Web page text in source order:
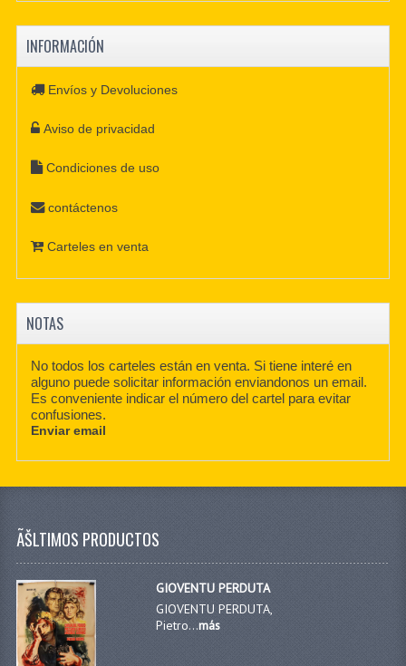
INFORMACIÓN
Envíos y Devoluciones
Aviso de privacidad
Condiciones de uso
contáctenos
Carteles en venta
NOTAS
No todos los carteles están en venta. Si tiene interé en
alguno puede solicitar información enviandonos un email.
Es conveniente indicar el número del cartel para evitar
confusiones.
Enviar email
ÃŠLTIMOS PRODUCTOS
GIOVENTU PERDUTA
GIOVENTU PERDUTA,
Pietro...más